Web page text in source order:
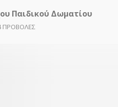
Παιδικού Δωματίου
ΠΡΟΒΟΛΕΣ